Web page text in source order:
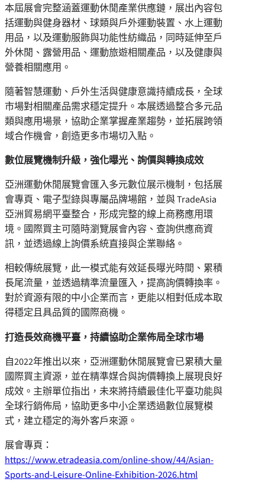
本屆展會完整涵蓋運動休閒產業供應鏈，展出內容包
括運動與健身器材、球類與戶外運動裝置、水上運動
用品，以及運動服飾與功能性紡織品，同時延伸至戶
外休閒、露營用品、運動旅遊相關產品，以及健康與
營養相關應用。
隨著智慧運動、戶外生活與健康意識持續成長，全球
市場對相關產品需求穩定提升。本展透過整合多元品
類與應用場景，協助企業掌握產業趨勢，並拓展跨領
域合作機會，創造更多市場切入點。
數位展覽機制升級，強化曝光、詢價與轉換成效
亞洲運動休閒展覽會匯入多元數位展示機制，包括展
會專頁、電子型錄與專屬品牌場館，並與 TradeAsia
亞洲貿易網平臺整合，形成完整的線上商務應用環
境。國際買主可隨時瀏覽展會內容、查詢供應商資
訊，並透過線上詢價系統直接與企業聯絡。
相較傳統展覽，此一模式能有效延長曝光時間、累積
長尾流量，並透過精準流量匯入，提高詢價轉換率。
對於資源有限的中小企業而言，更能以相對低成本取
得穩定且具品質的國際商機。
打造長效商機平臺，持續協助企業佈局全球市場
自2022年推出以來，亞洲運動休閒展覽會已累積大量
國際買主資源，並在精準媒合與詢價轉換上展現良好
成效。主辦單位指出，未來將持續最佳化平臺功能與
全球行銷佈局，協助更多中小企業透過數位展覽模
式，建立穩定的海外客戶來源。
展會專頁：
https://www.etradeasia.com/online-show/44/Asian-
Sports-and-Leisure-Online-Exhibition-2026.html